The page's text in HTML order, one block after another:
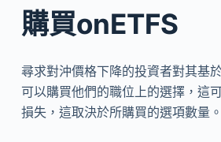
購買onETFS
尋求對沖價格下降的投資者對其基
可以購買他們的職位上的選擇，這
損失，這取決於所購​​買的選項數量。